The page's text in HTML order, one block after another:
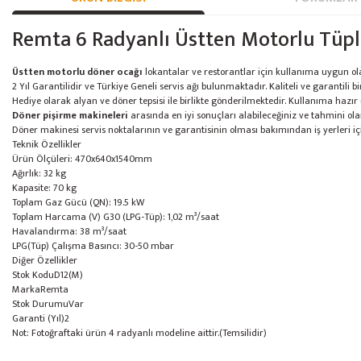
Remta 6 Radyanlı Üstten Motorlu
Üstten motorlu döner ocağı lokantalar ve restorantlar için kullanıma uygun
2 Yıl Garantilidir ve Türkiye Geneli servis ağı bulunmaktadır. Kaliteli ve garantili
Hediye olarak alyan ve döner tepsisi ile birlikte gönderilmektedir. Kullanıma
Döner pişirme makineleri arasında en iyi sonuçları alabileceğiniz ve tahmini
Döner makinesi servis noktalarının ve garantisinin olması bakımından iş yerleri
Teknik Özellikler
Ürün Ölçüleri: 470x640x1540mm
Ağırlık: 32 kg
Kapasite: 70 kg
Toplam Gaz Gücü (QN): 19.5 kW
Toplam Harcama (V) G30 (LPG-Tüp): 1,02 m³/saat
Havalandırma: 38 m³/saat
LPG(Tüp) Çalışma Basıncı: 30-50 mbar
Diğer Özellikler
Stok KoduD12(M)
MarkaRemta
Stok DurumuVar
Garanti (Yıl)2
Not: Fotoğraftaki ürün 4 radyanlı modeline aittir.(Temsilidir)